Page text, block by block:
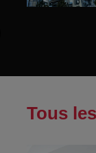
Tous